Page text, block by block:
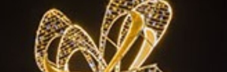
(Affaires et entreprises )